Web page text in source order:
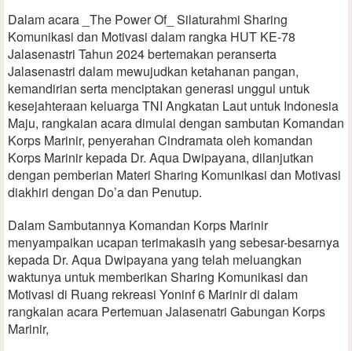
Dalam acara _The Power Of_ Silaturahmi Sharing
Komunikasi dan Motivasi dalam rangka HUT KE-78
Jalasenastri Tahun 2024 bertemakan peranserta
Jalasenastri dalam mewujudkan ketahanan pangan,
kemandirian serta menciptakan generasi unggul untuk
kesejahteraan keluarga TNI Angkatan Laut untuk Indonesia
Maju, rangkaian acara dimulai dengan sambutan Komandan
Korps Marinir, penyerahan Cindramata oleh komandan
Korps Marinir kepada Dr. Aqua Dwipayana, dilanjutkan
dengan pemberian Materi Sharing Komunikasi dan Motivasi
diakhiri dengan Do’a dan Penutup.
Dalam Sambutannya Komandan Korps Marinir
menyampaikan ucapan terimakasih yang sebesar-besarnya
kepada Dr. Aqua Dwipayana yang telah meluangkan
waktunya untuk memberikan Sharing Komunikasi dan
Motivasi di Ruang rekreasi Yoninf 6 Marinir di dalam
rangkaian acara Pertemuan Jalasenatri Gabungan Korps
Marinir,